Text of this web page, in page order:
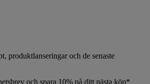
produktlanseringar och de senaste
och spara 10% på ditt nästa köp*